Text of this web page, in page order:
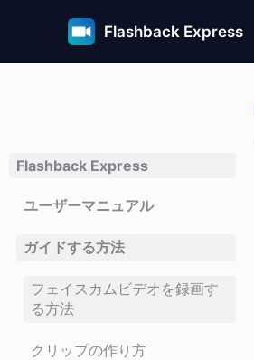
Flashback Express
Flashback Express
ユーザーマニュアル
ガイドする方法
フェイスカムビデオを録画す
る方法
クリップの作り方